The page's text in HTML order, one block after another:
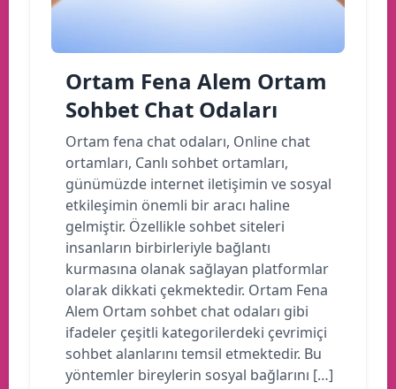
Ortam Fena Alem Ortam
Sohbet Chat Odaları
Ortam fena chat odaları, Online chat
ortamları, Canlı sohbet ortamları,
günümüzde internet iletişimin ve sosyal
etkileşimin önemli bir aracı haline
gelmiştir. Özellikle sohbet siteleri
insanların birbirleriyle bağlantı
kurmasına olanak sağlayan platformlar
olarak dikkati çekmektedir. Ortam Fena
Alem Ortam sohbet chat odaları gibi
ifadeler çeşitli kategorilerdeki çevrimiçi
sohbet alanlarını temsil etmektedir. Bu
yöntemler bireylerin sosyal bağlarını […]